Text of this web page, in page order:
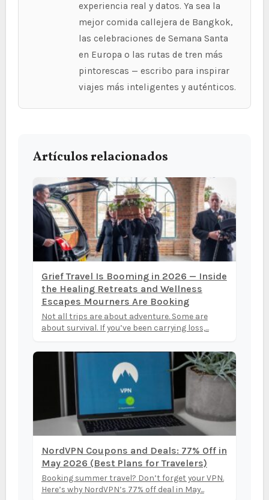
experiencia real y datos. Ya sea la
mejor comida callejera de Bangkok,
las celebraciones de Semana Santa
en Europa o las rutas de tren más
pintorescas — escribo para inspirar
viajes más inteligentes y auténticos.
Artículos relacionados
Grief Travel Is Booming in 2026 — Inside
the Healing Retreats and Wellness
Escapes Mourners Are Booking
Not all trips are about adventure. Some are
about survival. If you’ve been carrying loss,...
NordVPN Coupons and Deals: 77% Off in
May 2026 (Best Plans for Travelers)
Booking summer travel? Don’t forget your VPN.
Here’s why NordVPN’s 77% off deal in May...